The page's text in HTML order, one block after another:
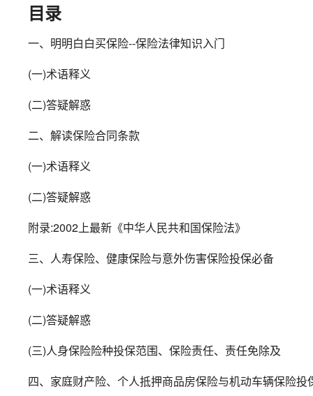
目录
一、明明白白买保险--保险法律知识入门
(一)术语释义
(二)答疑解惑
二、解读保险合同条款
(一)术语释义
(二)答疑解惑
附录:2002上最新《中华人民共和国保险法》
三、人寿保险、健康保险与意外伤害保险投保必备
(一)术语释义
(二)答疑解惑
(三)人身保险险种投保范围、保险责任、责任免除及
四、家庭财产险、个人抵押商品房保险与机动车辆保险投